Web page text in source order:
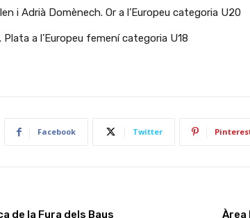
i Adrià Domènech. Or a l’Europeu categoria U20
Plata a l’Europeu femení categoria U18
Facebook Twitter
de la Fura dels Baus
Àrea